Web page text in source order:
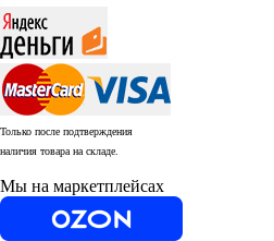
Только после подтверждения
наличия товара на складе.
Мы на маркетплейсах